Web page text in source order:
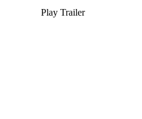
Play Trailer